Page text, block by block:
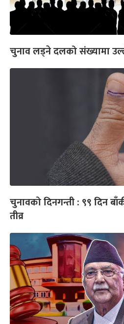
चुनाव लड्ने दलको संख्यामा
चुनावको दिनगन्ती : ९९ दिन
तीव्र